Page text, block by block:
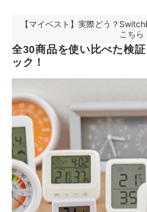
【マイベスト】実際どう？
こちら
全30商品を使い比べた検
ック！